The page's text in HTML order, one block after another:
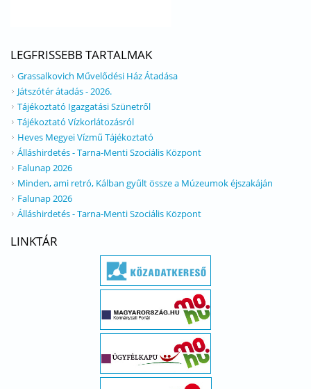
LEGFRISSEBB TARTALMAK
Grassalkovich Művelődési Ház Átadása
Játszótér átadás - 2026.
Tájékoztató Igazgatási Szünetről
Tájékoztató Vízkorlátozásról
Heves Megyei Vízmű Tájékoztató
Álláshirdetés - Tarna-Menti Szociális Központ
Falunap 2026
Minden, ami retró, Kálban gyűlt össze a Múzeumok éjszakáján
Falunap 2026
Álláshirdetés - Tarna-Menti Szociális Központ
LINKTÁR